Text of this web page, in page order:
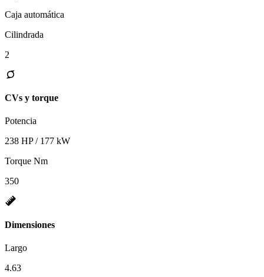
Caja automática
Cilindrada
2
CVs y torque
Potencia
238 HP / 177 kW
Torque Nm
350
Dimensiones
Largo
4.63